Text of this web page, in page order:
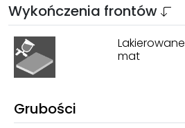
Wykończenia frontów
Lakierowane
mat
Grubości